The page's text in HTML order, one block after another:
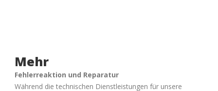
Mehr
Fehlerreaktion und Reparatur
Während die technischen Dienstleistungen für unsere